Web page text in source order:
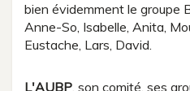
bien évidemment le groupe
Anne-So, Isabelle, Anita,
Eustache, Lars, David.
L'AUBP, son comité, ses